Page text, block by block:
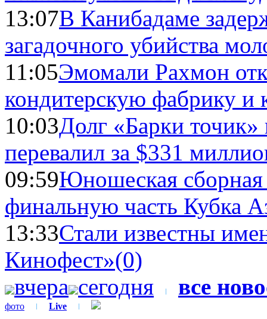
13:07В Канибадаме
загадочного убийства
11:05Эмомали Рахмон
кондитерскую фабрику и
10:03Долг «Барки
перевалил за $331
09:59Юношеская
финальную часть Кубка
13:33Стали известны
Кинофест»(0)
вчера сегодня все
фото Live